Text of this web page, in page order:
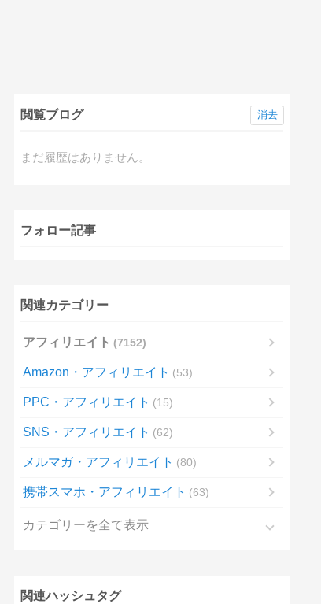
閲覧ブログ
まだ履歴はありません。
消去
フォロー記事
関連カテゴリー
アフィリエイト 7152
Amazon・アフィリエイト 53
PPC・アフィリエイト 15
SNS・アフィリエイト 62
メルマガ・アフィリエイト 80
携帯スマホ・アフィリエイト 63
カテゴリーを全て表示
関連ハッシュタグ